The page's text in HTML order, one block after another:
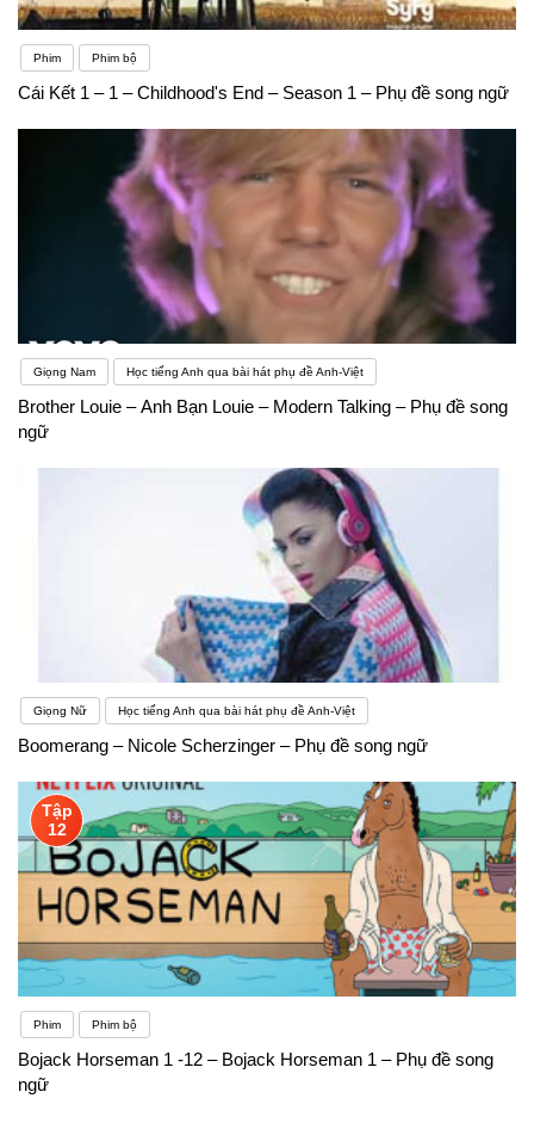
Phim Phim bộ
Cái Kết 1 – 1 – Childhood's End – Season 1 – Phụ đề song ngữ
Giọng Nam Học tiếng Anh qua bài hát phụ đề Anh-Việt
Brother Louie – Anh Bạn Louie – Modern Talking – Phụ đề song
ngữ
Giọng Nữ Học tiếng Anh qua bài hát phụ đề Anh-Việt
Boomerang – Nicole Scherzinger – Phụ đề song ngữ
Tập
12
Phim Phim bộ
Bojack Horseman 1 -12 – Bojack Horseman 1 – Phụ đề song
ngữ